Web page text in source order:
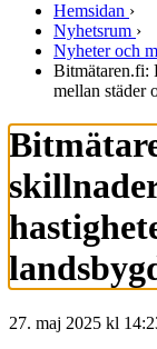
Hemsidan ›
Nyhetsrum ›
Nyheter och
Bitmätaren.fi:
mellan städer
27. maj 2025 kl